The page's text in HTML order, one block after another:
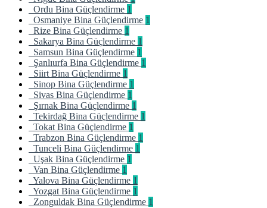
Ordu Bina Güçlendirme 1
Osmaniye Bina Güçlendirme 1
Rize Bina Güçlendirme 1
Sakarya Bina Güçlendirme 1
Samsun Bina Güçlendirme 1
Şanlıurfa Bina Güçlendirme 1
Siirt Bina Güçlendirme 1
Sinop Bina Güçlendirme 1
Sivas Bina Güçlendirme 1
Şırnak Bina Güçlendirme 1
Tekirdağ Bina Güçlendirme 1
Tokat Bina Güçlendirme 1
Trabzon Bina Güçlendirme 1
Tunceli Bina Güçlendirme 1
Uşak Bina Güçlendirme 1
Van Bina Güçlendirme 1
Yalova Bina Güçlendirme 1
Yozgat Bina Güçlendirme 1
Zonguldak Bina Güçlendirme 1